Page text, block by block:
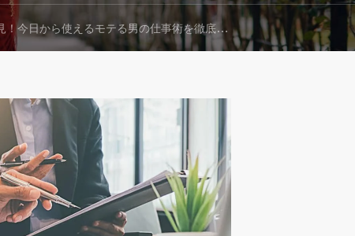
今日から使えるモテる男の仕事術を徹底解説